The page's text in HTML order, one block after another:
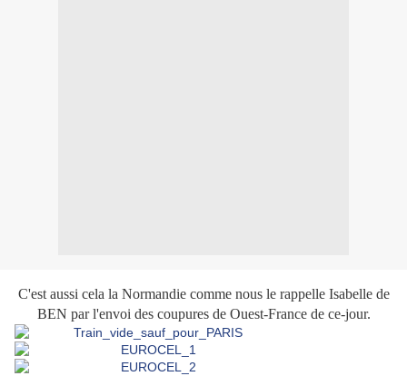
C'est aussi cela la Normandie comme nous le rappelle Isabelle de
BEN par l'envoi des coupures de Ouest-France de ce-jour.